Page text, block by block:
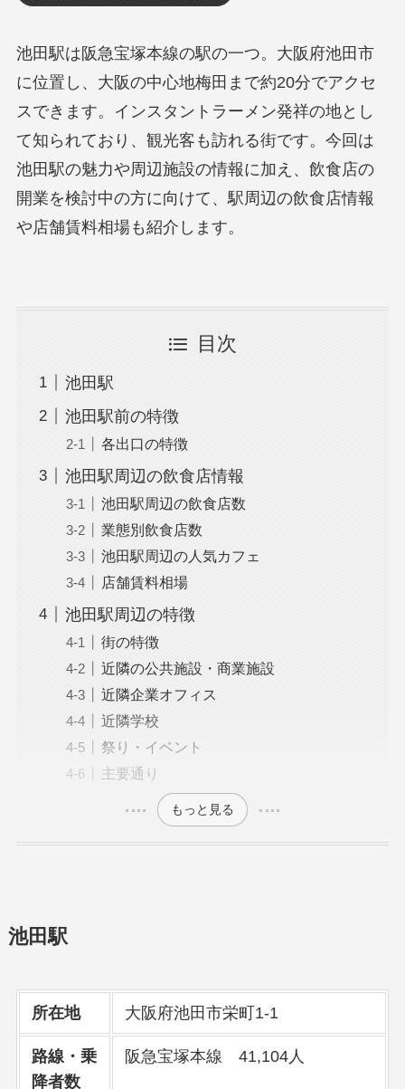
池田駅は阪急宝塚本線の駅の一つ。大阪府池田市
に位置し、大阪の中心地梅田まで約20分でアクセ
スできます。インスタントラーメン発祥の地とし
て知られており、観光客も訪れる街です。今回は
池田駅の魅力や周辺施設の情報に加え、飲食店の
開業を検討中の方に向けて、駅周辺の飲食店情報
や店舗賃料相場も紹介します。
目次
池田駅
池田駅前の特徴
各出口の特徴
池田駅周辺の飲食店情報
池田駅周辺の飲食店数
業態別飲食店数
池田駅周辺の人気カフェ
店舗賃料相場
池田駅周辺の特徴
街の特徴
近隣の公共施設・商業施設
近隣企業オフィス
近隣学校
祭り・イベント
主要通り
もっと見る
池田駅
所在地 大阪府池田市栄町1-1
路線・乗
降者数
阪急宝塚本線 41,104人